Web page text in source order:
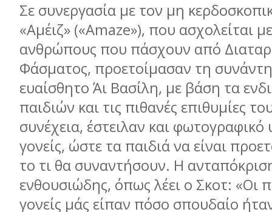
Σε συνεργασία µε τον µη
«Αµέιζ» («Amaze»), που ασχολείται
ανθρώπους που πάσχουν από
Φάσµατος, προετοίµασαν τη
ευαίσθητο Άι Βασίλη, µε βάση τα
παιδιών και τις πιθανές επιθυµίες
συνέχεια, έστειλαν και φωτογραφικό
γονείς, ώστε τα παιδιά να είναι
το τι θα συναντήσουν. Η
ενθουσιώδης, όπως λέει ο Σκοτ: «Οι
γονείς µάς είπαν πόσο σπουδαίο